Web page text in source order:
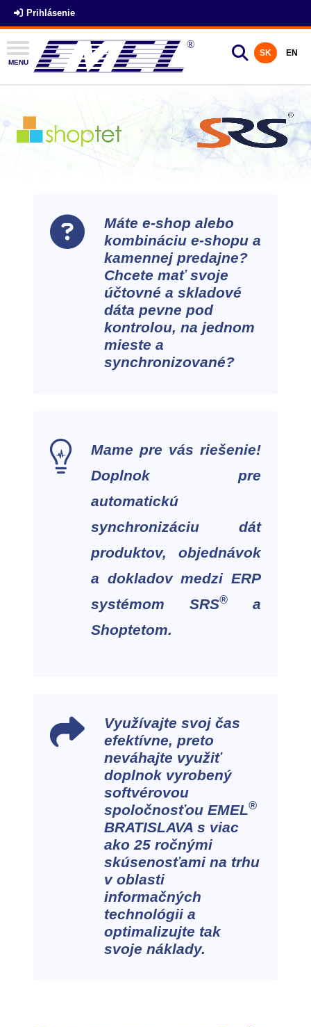
Prihlásenie
MENU
SK EN
Máte e-shop alebo
kombináciu e-shopu a
kamennej predajne?
Chcete mať svoje
účtovné a skladové
dáta pevne pod
kontrolou, na jednom
mieste a
synchronizované?
Mame pre vás riešenie!
Doplnok pre
automatickú
synchronizáciu dát
produktov, objednávok
a dokladov medzi ERP
systémom SRS®
a
Shoptetom.
Využívajte svoj čas
efektívne, preto
neváhajte využiť
doplnok vyrobený
softvérovou
spoločnosťou EMEL®
BRATISLAVA s viac
ako 25 ročnými
skúsenosťami na trhu
v oblasti
informačných
technológii a
optimalizujte tak
svoje náklady.